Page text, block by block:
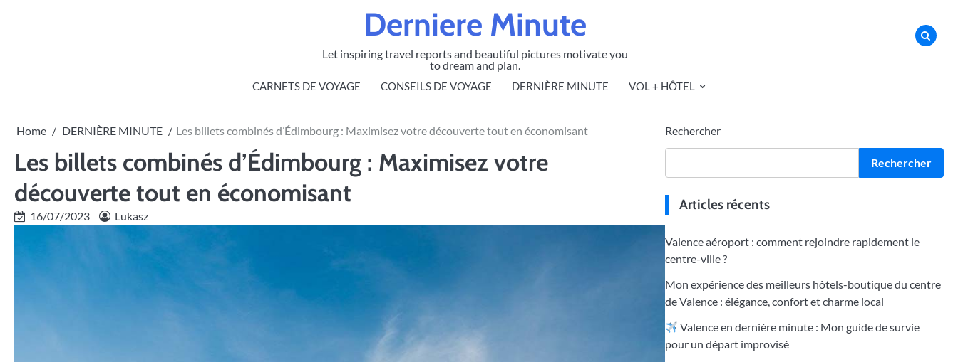
Derniere Minute
Let inspiring travel reports and beautiful pictures motivate you
to dream and plan.
CARNETS DE VOYAGE CONSEILS DE VOYAGE DERNIÈRE MINUTE VOL + HÔTEL
Home DERNIÈRE MINUTE Les billets combinés d’Édimbourg : Maximisez votre découverte tout en économisant
Les billets combinés d’Édimbourg : Maximisez votre
découverte tout en économisant
16/07/2023 Lukasz
Rechercher
Rechercher
Articles récents
Valence aéroport : comment rejoindre rapidement le
centre-ville ?
Mon expérience des meilleurs hôtels-boutique du centre
de Valence : élégance, confort et charme local
Valence en dernière minute : Mon guide de survie
pour un départ improvisé